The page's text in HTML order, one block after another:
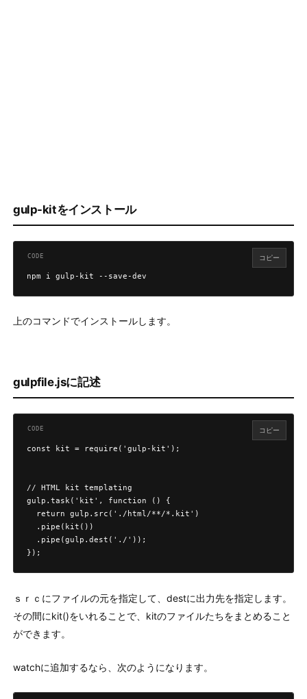
gulp-kitをインストール
npm i gulp-kit --save-dev
コピー
上のコマンドでインストールします。
gulpfile.jsに記述
const kit = require('gulp-kit');
// HTML kit templating
gulp.task('kit', function () {
  return gulp.src('./html/**/*.kit')
  .pipe(kit())
  .pipe(gulp.dest('./'));
});
コピー
ｓｒｃにファイルの元を指定して、destに出力先を指定します。
その間にkit()をいれることで、kitのファイルたちをまとめること
ができます。
watchに追加するなら、次のようになります。